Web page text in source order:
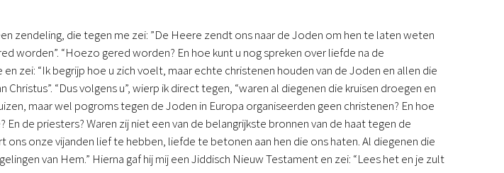
zendeling, die tegen me zei: ”De Heere zendt ons naar de Joden om hen te laten weten
worden”. “Hoezo gered worden? En hoe kunt u nog spreken over liefde na de
zei: “Ik begrijp hoe u zich voelt, maar echte christenen houden van de Joden en allen die
“Dus volgens u”, wierp ik direct tegen, “waren al diegenen die kruisen droegen en
maar wel pogroms tegen de Joden in Europa organiseerden geen christenen? En hoe
de priesters? Waren zij niet een van de belangrijkste bronnen van de haat tegen de
ons onze vijanden lief te hebben, liefde te betonen aan hen die ons haten. Al diegenen die
van Hem.” Hierna gaf hij mij een Jiddisch Nieuw Testament en zei: “Lees het en je zult